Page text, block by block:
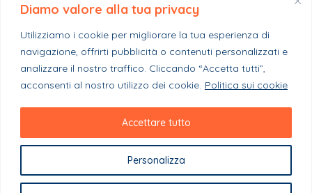
Diamo valore alla tua privacy
Utilizziamo i cookie per migliorare la tua esperienza di
navigazione, offrirti pubblicità o contenuti personalizzati e
analizzare il nostro traffico. Cliccando “Accetta tutti”,
acconsenti al nostro utilizzo dei cookie. Politica sui cookie
Personalizza
Accettare tutto
Privacy Policy
Gestisci impostazioni Cookies
Esplora il catalogo
Casa
Ferramenta & Co.
Giardino e agricoltura
Stagionali
Copyright 2023 - EuroGross Srl - P. IVA: 03999590825